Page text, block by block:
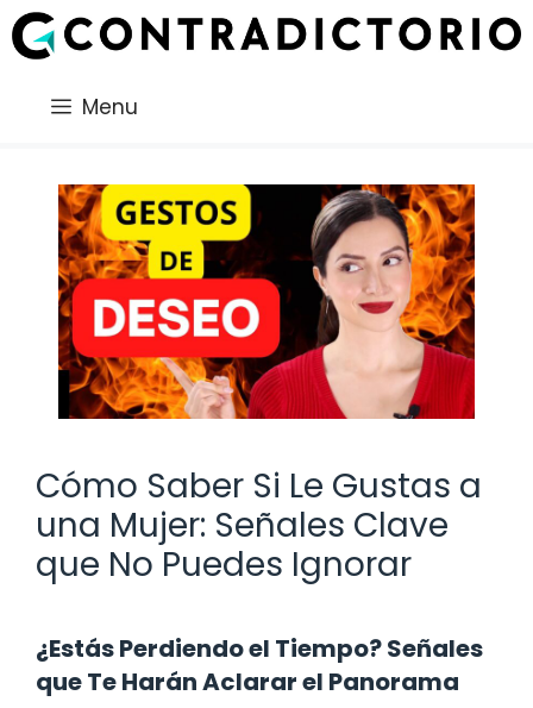
Saltar
al
Menu
Cómo Saber Si Le Gustas a
una Mujer: Señales Clave
que No Puedes Ignorar
¿Estás Perdiendo el Tiempo? Señales
que Te Harán Aclarar el Panorama